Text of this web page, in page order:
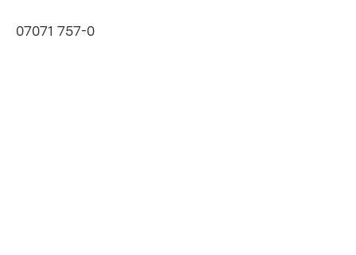
07071 757-0